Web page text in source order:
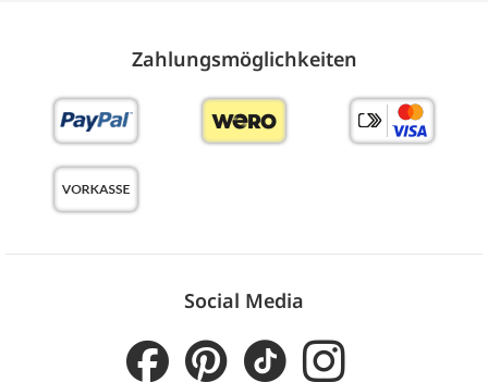
Zahlungs­möglich­keiten
Social Media